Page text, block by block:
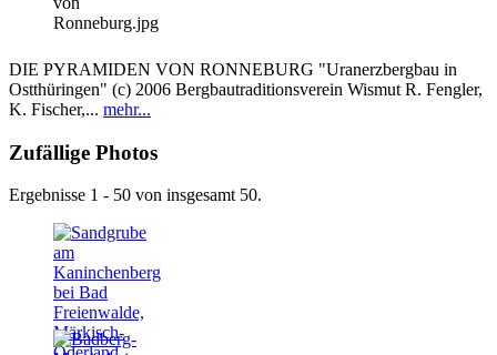
DIE PYRAMIDEN VON RONNEBURG "Uranerzbergbau in
Ostthüringen" (c) 2006 Bergbautraditionsverein Wismut R. Fengler,
K. Fischer,... mehr...
Zufällige Photos
Ergebnisse 1 - 50 von insgesamt 50.